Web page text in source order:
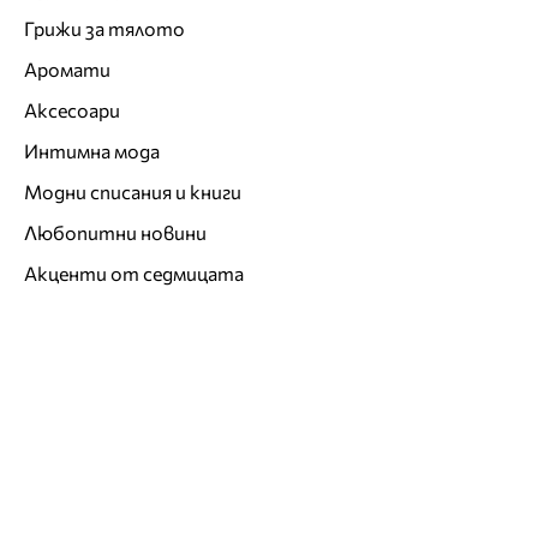
Грижи за тялото
Аромати
Аксесоари
Интимна мода
Модни списания и книги
Любопитни новини
Акценти от седмицата